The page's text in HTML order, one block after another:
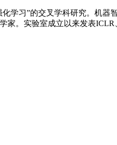
学习”的交叉学科研究。机
。实验室成立以来发表